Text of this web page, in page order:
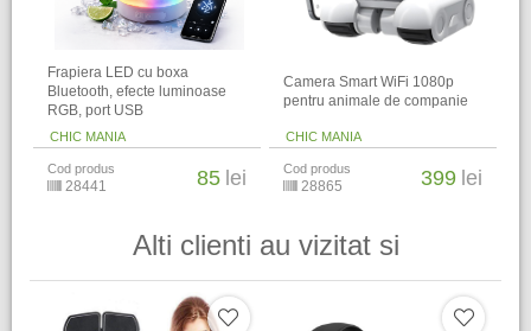
Frapiera LED cu boxa
Bluetooth, efecte luminoase
RGB, port USB
CHIC MANIA
Cod produs
28441 85 lei
Camera Smart WiFi 1080p
pentru animale de companie
CHIC MANIA
Cod produs
28865 399 lei
Alti clienti au vizitat si